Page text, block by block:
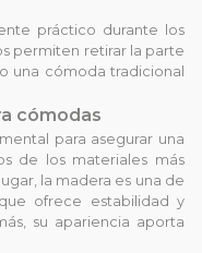
práctico durante los
permiten retirar la parte
una cómoda tradicional
cómodas
para asegurar una
de los materiales más
la madera es una de
ofrece estabilidad y
su apariencia aporta